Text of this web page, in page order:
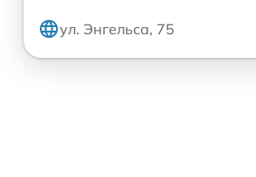
ул. Энгельса, 75